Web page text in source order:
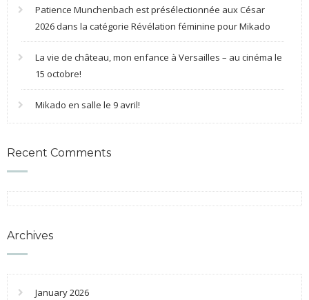
Patience Munchenbach est présélectionnée aux César
2026 dans la catégorie Révélation féminine pour Mikado
La vie de château, mon enfance à Versailles – au cinéma le
15 octobre!
Mikado en salle le 9 avril!
Recent Comments
Archives
January 2026